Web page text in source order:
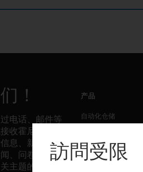
！
电话、邮件等
收霍尼韦尔产
息、新品发
、问卷调查、
主题的独家营
产品
自动化仓储
安全
传感解决方案
訪問受限